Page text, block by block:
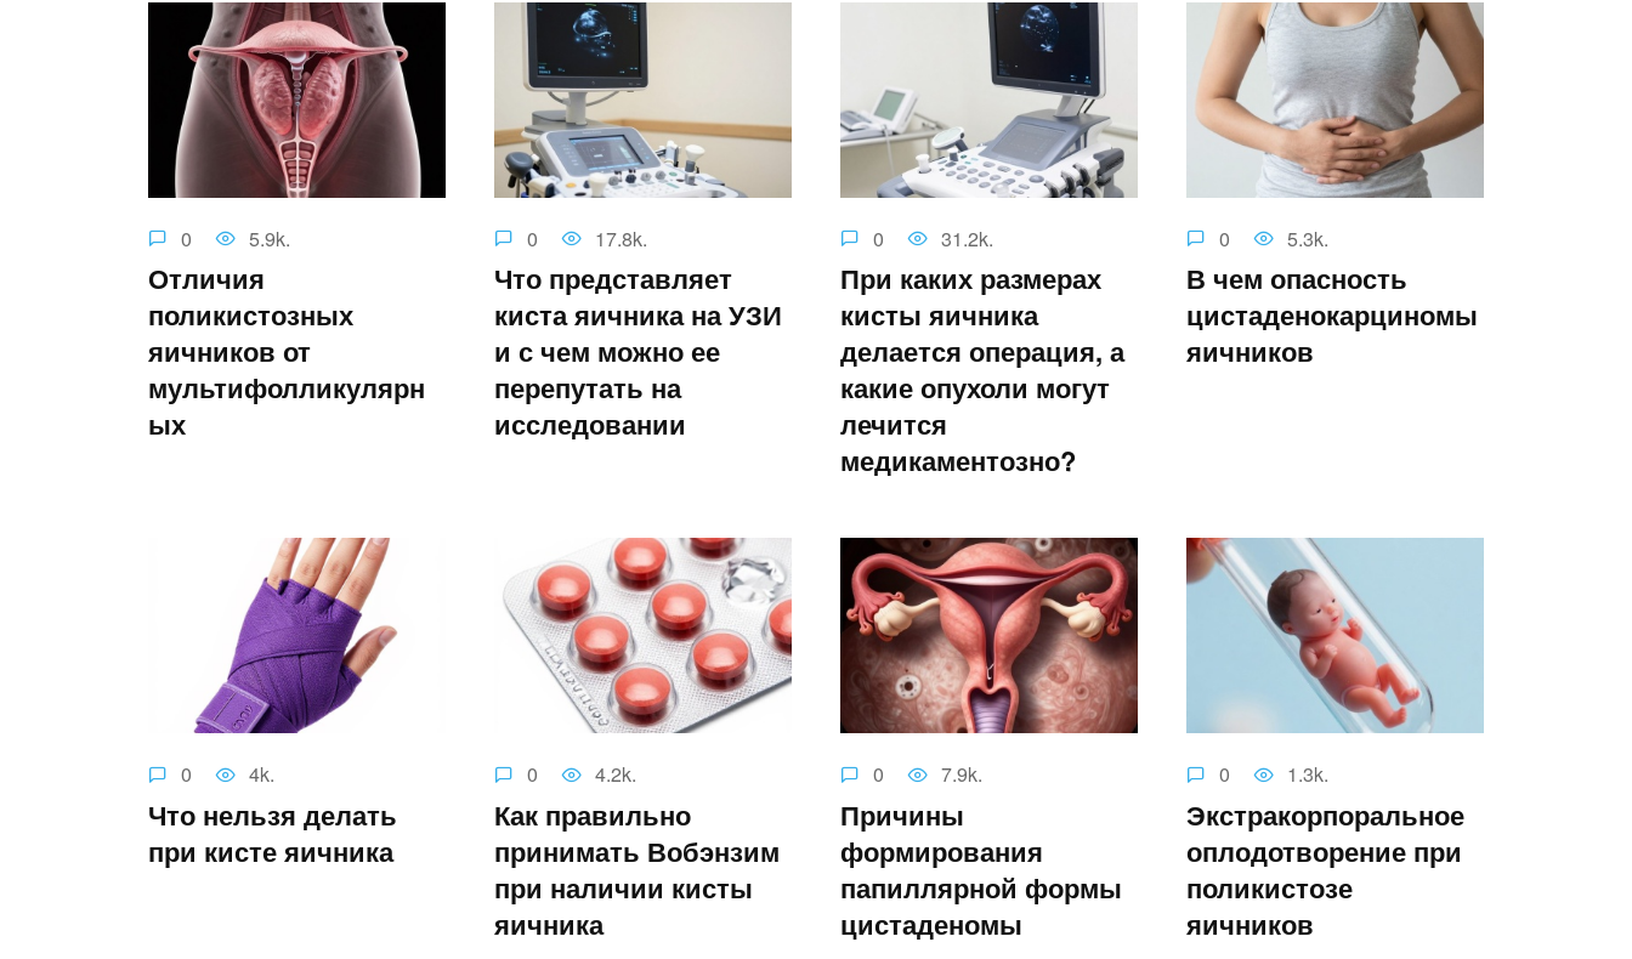
0 5.9k.
Отличия
поликистозных
яичников от
мультифолликулярн
ых
0 17.8k.
Что представляет
киста яичника на УЗИ
и с чем можно ее
перепутать на
исследовании
0 31.2k.
При каких размерах
кисты яичника
делается операция, а
какие опухоли могут
лечится
медикаментозно?
0 5.3k.
В чем опасность
цистаденокарциномы
яичников
0 4k.
Что нельзя делать
при кисте яичника
0 4.2k.
Как правильно
принимать Вобэнзим
при наличии кисты
яичника
0 7.9k.
Причины
формирования
папиллярной формы
цистаденомы
0 1.3k.
Экстракорпоральное
оплодотворение при
поликистозе
яичников